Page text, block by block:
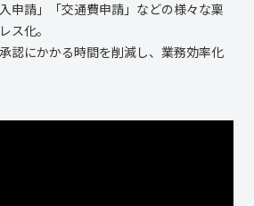
申請」「交通費申請」などの様々な稟
ス化。
認にかかる時間を削減し、業務効率化